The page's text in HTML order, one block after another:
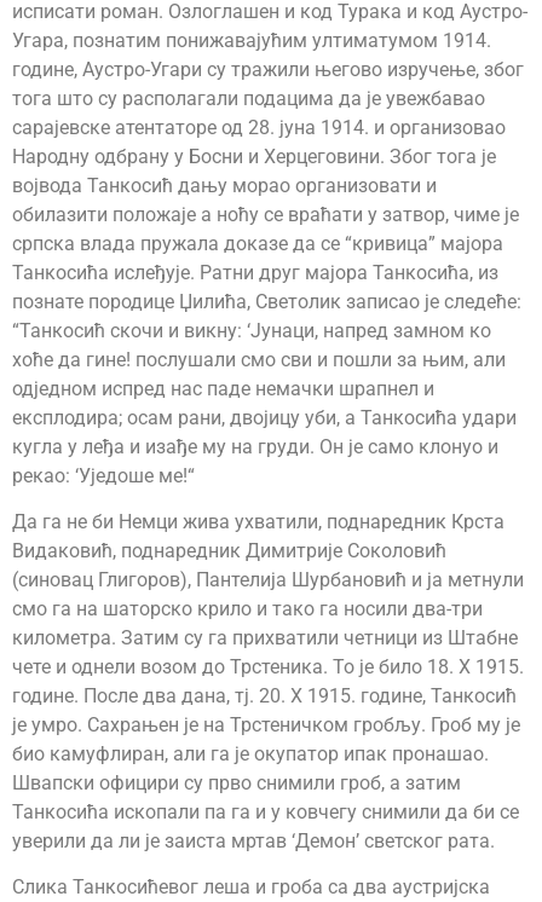
исписати роман. Озлоглашен и код Турака и код Аустро-
Угара, познатим понижавајућим ултиматумом 1914.
године, Аустро-Угари су тражили његово изручење, због
тога што су располагали подацима да је увежбавао
сарајевске атентаторе од 28. јуна 1914. и организовао
Народну одбрану у Босни и Херцеговини. Због тога је
војвода Танкосић дању морао организовати и
обилазити положаје а ноћу се враћати у затвор, чиме је
српска влада пружала доказе да се “кривица” мајора
Танкосића ислеђује. Ратни друг мајора Танкосића, из
познате породице Џилића, Светолик записао је следеће:
“Танкосић скочи и викну: ‘Јунаци, напред замном ко
хоће да гине! послушали смо сви и пошли за њим, али
одједном испред нас паде немачки шрапнел и
експлодира; осам рани, двојицу уби, а Танкосића удари
кугла у леђа и изађе му на груди. Он је само клонуо и
рекао: ‘Уједоше ме!“
Да га не би Немци жива ухватили, поднаредник Крста
Видаковић, поднаредник Димитрије Соколовић
(синовац Глигоров), Пантелија Шурбановић и ја метнули
смо га на шаторско крило и тако га носили два-три
километра. Затим су га прихватили четници из Штабне
чете и однели возом до Трстеника. То је било 18. Х 1915.
године. После два дана, тј. 20. Х 1915. године, Танкосић
је умро. Сахрањен је на Трстеничком гробљу. Гроб му је
био камуфлиран, али га је окупатор ипак пронашао.
Швапски официри су прво снимили гроб, а затим
Танкосића ископали па га и у ковчегу снимили да би се
уверили да ли је заиста мртав ‘Демон’ светског рата.
Слика Танкосићевог леша и гроба са два аустријска